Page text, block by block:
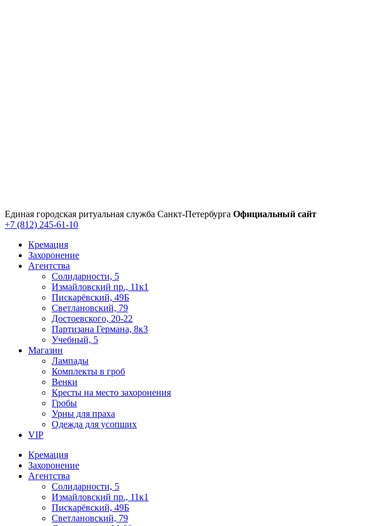
Единая городская ритуальная служба Санкт‑Петербурга Официальный сайт
+7 (812) 245-61-10
Кремация
Захоронение
Агентства
Солидарности, 5
Измайловский пр., 11к1
Пискарёвский, 49Б
Светлановский, 79
Достоевского, 20-22
Партизана Германа, 8к3
Учебный, 5
Магазин
Лампады
Комплекты в гроб
Венки
Кресты на место захоронения
Гробы
Урны для праха
Одежда для усопших
VIP
Кремация
Захоронение
Агентства
Солидарности, 5
Измайловский пр., 11к1
Пискарёвский, 49Б
Светлановский, 79